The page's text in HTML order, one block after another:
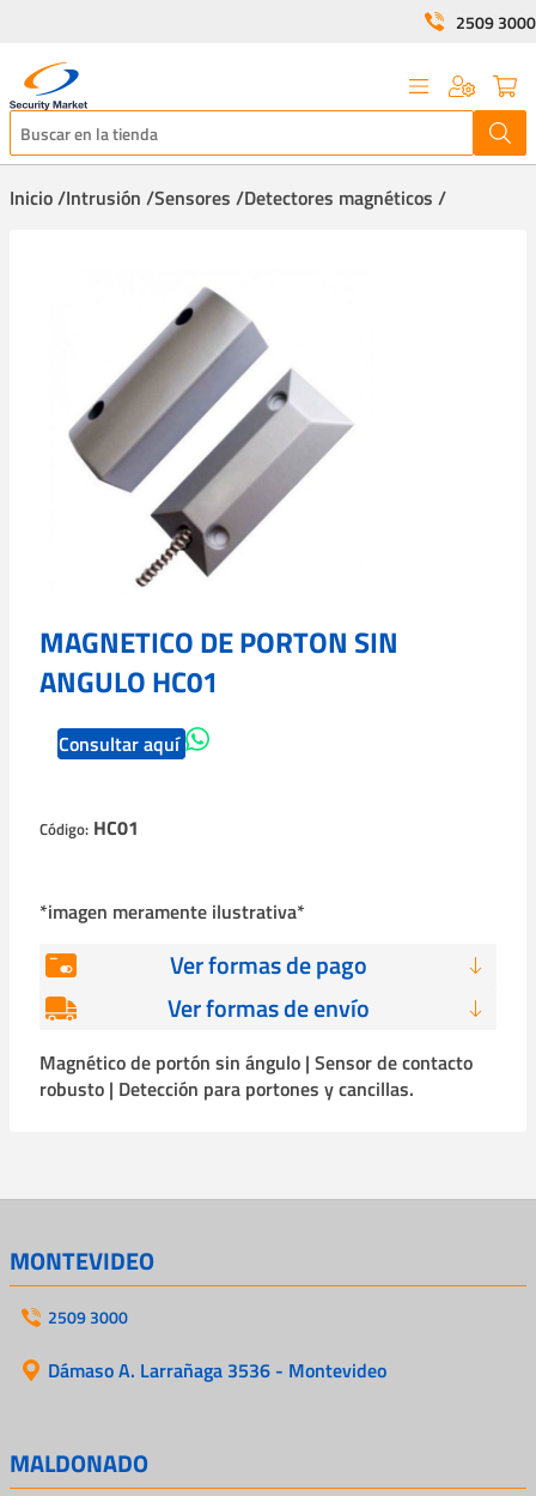
2509 3000
Inicio /Intrusión /Sensores /Detectores magnéticos /
MAGNETICO DE PORTON SIN
ANGULO HC01
Consultar aquí
Código: HC01
*imagen meramente ilustrativa*
Ver formas de pago
Ver formas de envío
Magnético de portón sin ángulo | Sensor de contacto
robusto | Detección para portones y cancillas.
MONTEVIDEO
2509 3000
Dámaso A. Larrañaga 3536 - Montevideo
MALDONADO